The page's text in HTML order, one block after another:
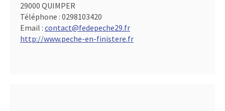
29000 QUIMPER
Téléphone : 0298103420
Email : contact@fedepeche29.fr
http://www.peche-en-finistere.fr